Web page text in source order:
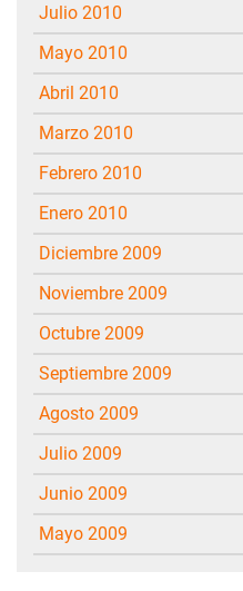
julio 2010
mayo 2010
abril 2010
marzo 2010
febrero 2010
enero 2010
diciembre 2009
noviembre 2009
octubre 2009
septiembre 2009
agosto 2009
julio 2009
junio 2009
mayo 2009